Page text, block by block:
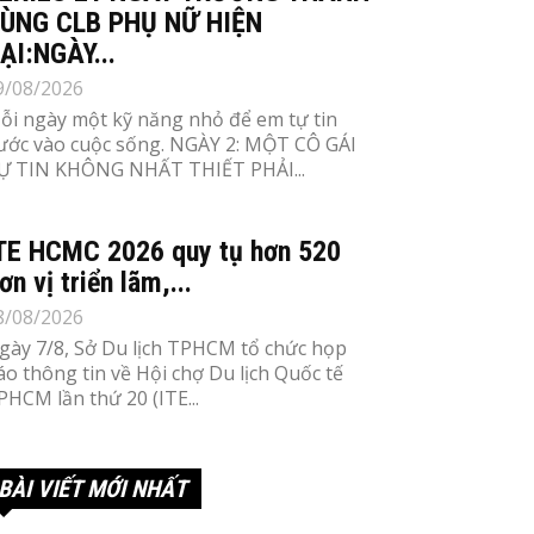
CLB PHỤ NỮ HIỆN
08/2026
ngày một kỹ năng nhỏ để em tự tin
vào cuộc sống. NGÀY 2: MỘT CÔ GÁI
TIN KHÔNG NHẤT THIẾT PHẢI...
HCMC 2026 quy tụ hơn 520
vị triển lãm,...
08/2026
7/8, Sở Du lịch TPHCM tổ chức họp
thông tin về Hội chợ Du lịch Quốc tế
lần thứ 20 (ITE...
BÀI VIẾT MỚI NHẤT